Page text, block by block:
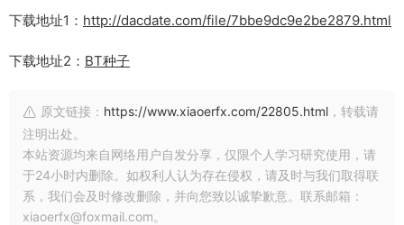
下载地址1： http://dacdate.com/file/7bbe9dc9e2be2879.html
下载地址2： BT种子
原文链接： https://www.xiaoerfx.com/22805.html ，转载请
注明出处。
本站资源均来自网络用户自发分享，仅限个人学习研究使用，请
于24小时内删除。如权利人认为存在侵权，请及时与我们取得联
系，我们会及时修改删除，并向您致以诚挚歉意。联系邮箱：
xiaoerfx@foxmail.com。